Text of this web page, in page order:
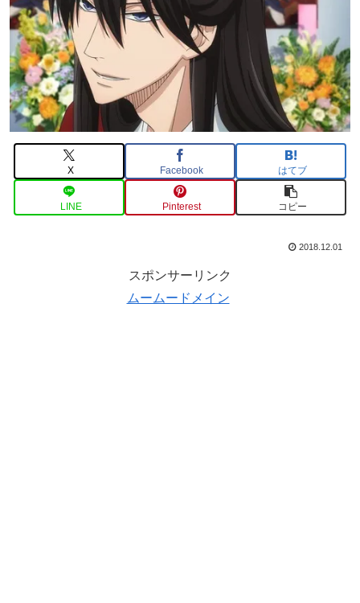
X Facebook はてブ
LINE Pinterest コピー
2018.12.01
スポンサーリンク
ムームードメイン